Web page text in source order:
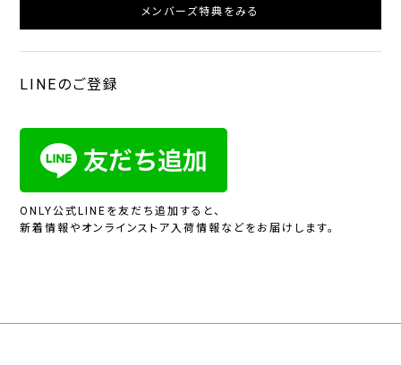
メンバーズ特典をみる
LINEのご登録
ONLY公式LINEを友だち追加すると、
新着情報やオンラインストア入荷情報などをお届けします。